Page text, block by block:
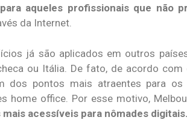
aqueles profissionais que não
da Internet.
já são aplicados em outros
ou Itália. De fato, de acordo
dos pontos mais atraentes para
home office. Por esse motivo,
mais acessíveis para nômades digitais.